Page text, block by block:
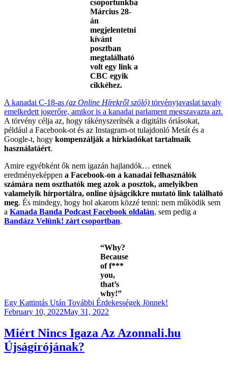
csoportunkba
Március 28-
án
megjelentetni
kívánt
posztban
megtalálható
volt egy link a
CBC egyik
cikkéhez.
A kanadai C-18-as (az Online Hírekről szóló) törvényjavaslat tavaly
emelkedett jogerőre, amikor is a kanadai parlament megszavazta azt.
A törvény célja az, hogy rákényszerítsék a digitális óriásokat,
például a Facebook-ot és az Instagram-ot tulajdonló Metát és a
Google-t, hogy kompenzálják a hírkiadókat tartalmaik
használatáért.
Amire egyébként ők nem igazán hajlandók… ennek
eredményeképpen a Facebook-on a kanadai felhasználók
számára nem oszthatók meg azok a posztok, amelyikben
valamelyik hírportálra, online újságcikkre mutató link található
meg. És mindegy, hogy hol akarom közzé tenni: nem működik sem
a Kanada Banda Podcast Facebook oldalán, sem pedig a
Bandázz Velünk! zárt csoportban.
“Why?
Because
of f***
you,
that’s
why!”
Egy Kattintás Után További Érdekességek Jönnek!
Posted
February 10, 2022May 31, 2022
Miért Nincs Igaza Az Azonnali.hu
Újságírójának?